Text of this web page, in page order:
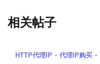
相关帖子
HTTP代理IP 代理IP购买